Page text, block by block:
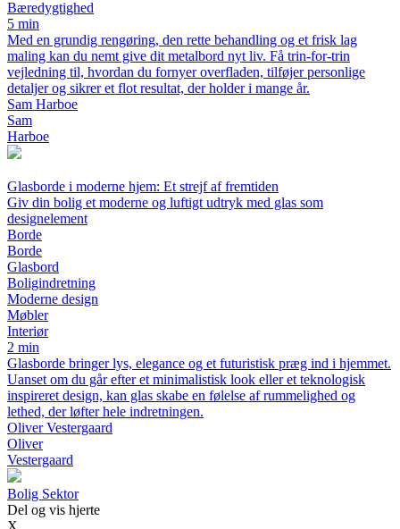
Bæredygtighed
5 min
Med en grundig rengøring, den rette behandling og et frisk lag
maling kan du nemt give dit metalbord nyt liv. Få trin-for-trin
vejledning til, hvordan du fornyer overfladen, tilføjer personlige
detaljer og sikrer et flot resultat, der holder i mange år.
Sam Harboe
Sam
Harboe
Glasborde i moderne hjem: Et strejf af fremtiden
Giv din bolig et moderne og luftigt udtryk med glas som
designelement
Borde
Borde
Glasbord
Boligindretning
Moderne design
Møbler
Interiør
2 min
Glasborde bringer lys, elegance og et futuristisk præg ind i hjemmet.
Uanset om du går efter et minimalistisk look eller et teknologisk
inspireret design, kan glas skabe en følelse af rummelighed og
lethed, der løfter hele indretningen.
Oliver Vestergaard
Oliver
Vestergaard
Bolig Sektor
Del og vis hjerte
X